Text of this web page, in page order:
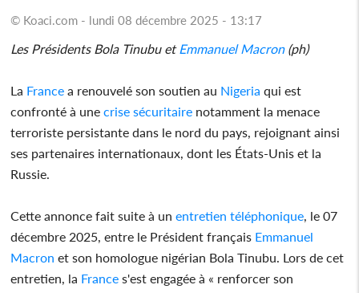
© Koaci.com - lundi 08 décembre 2025 - 13:17
Les Présidents Bola Tinubu etEmmanuel Macron(ph)
La France a renouvelé son soutien au Nigeria qui est
confronté à une crise sécuritaire notamment la menace
terroriste persistante dans le nord du pays, rejoignant ainsi
ses partenaires internationaux, dont les États-Unis et la
Russie.
Cette annonce fait suite à un entretien téléphonique, le 07
décembre 2025, entre le Président français Emmanuel
Macron et son homologue nigérian Bola Tinubu. Lors de cet
entretien, la France s'est engagée à « renforcer son